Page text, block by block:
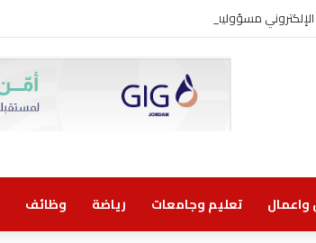
مسؤولية مشتركة
واعمال تعليم وجامعات رياضة وظائف